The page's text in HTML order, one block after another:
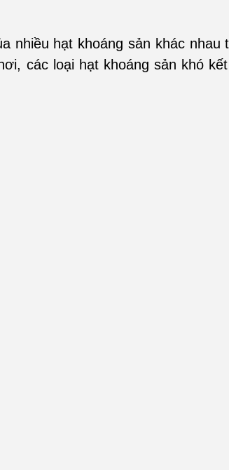
nhiều hạt khoáng sản khác nhau
các loại hạt khoáng sản khó